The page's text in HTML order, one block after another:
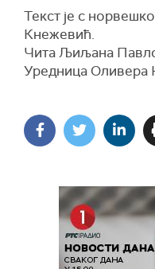
Текст је с
Кнежевић.
Чита Љиљана
Уредница Оливера